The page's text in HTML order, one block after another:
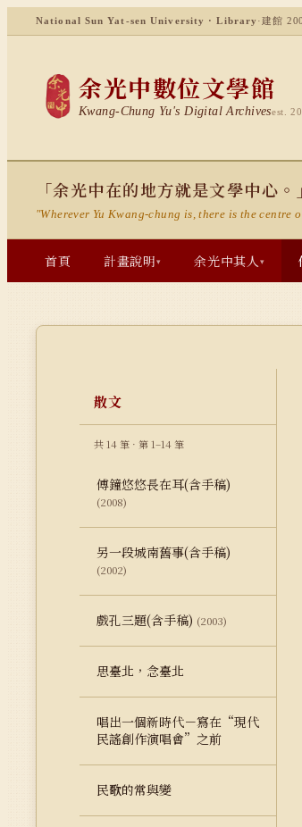
National Sun Yat-sen University · Library ·建館
余光中數位文學館
Kwang-Chung Yu's Digital Archivesest.
「余光中在的地方就是文學中心。」
"Wherever Yu Kwang-chung is, there is the centre
首頁 計畫說明▾ 余光中其人▾
散文
共 14 筆 · 第 1–14 筆
傅鐘悠悠長在耳(含手稿)
(2008)
另一段城南舊事(含手稿)
(2002)
戲孔三題(含手稿) (2003)
思臺北，念臺北
唱出一個新時代－寫在“現代
民謠創作演唱會”之前
民歌的常與變